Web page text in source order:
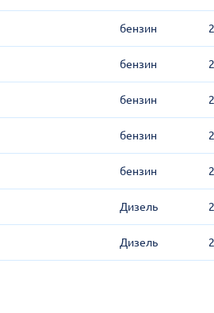
бензин
бензин
бензин
бензин
бензин
Дизель
Дизель